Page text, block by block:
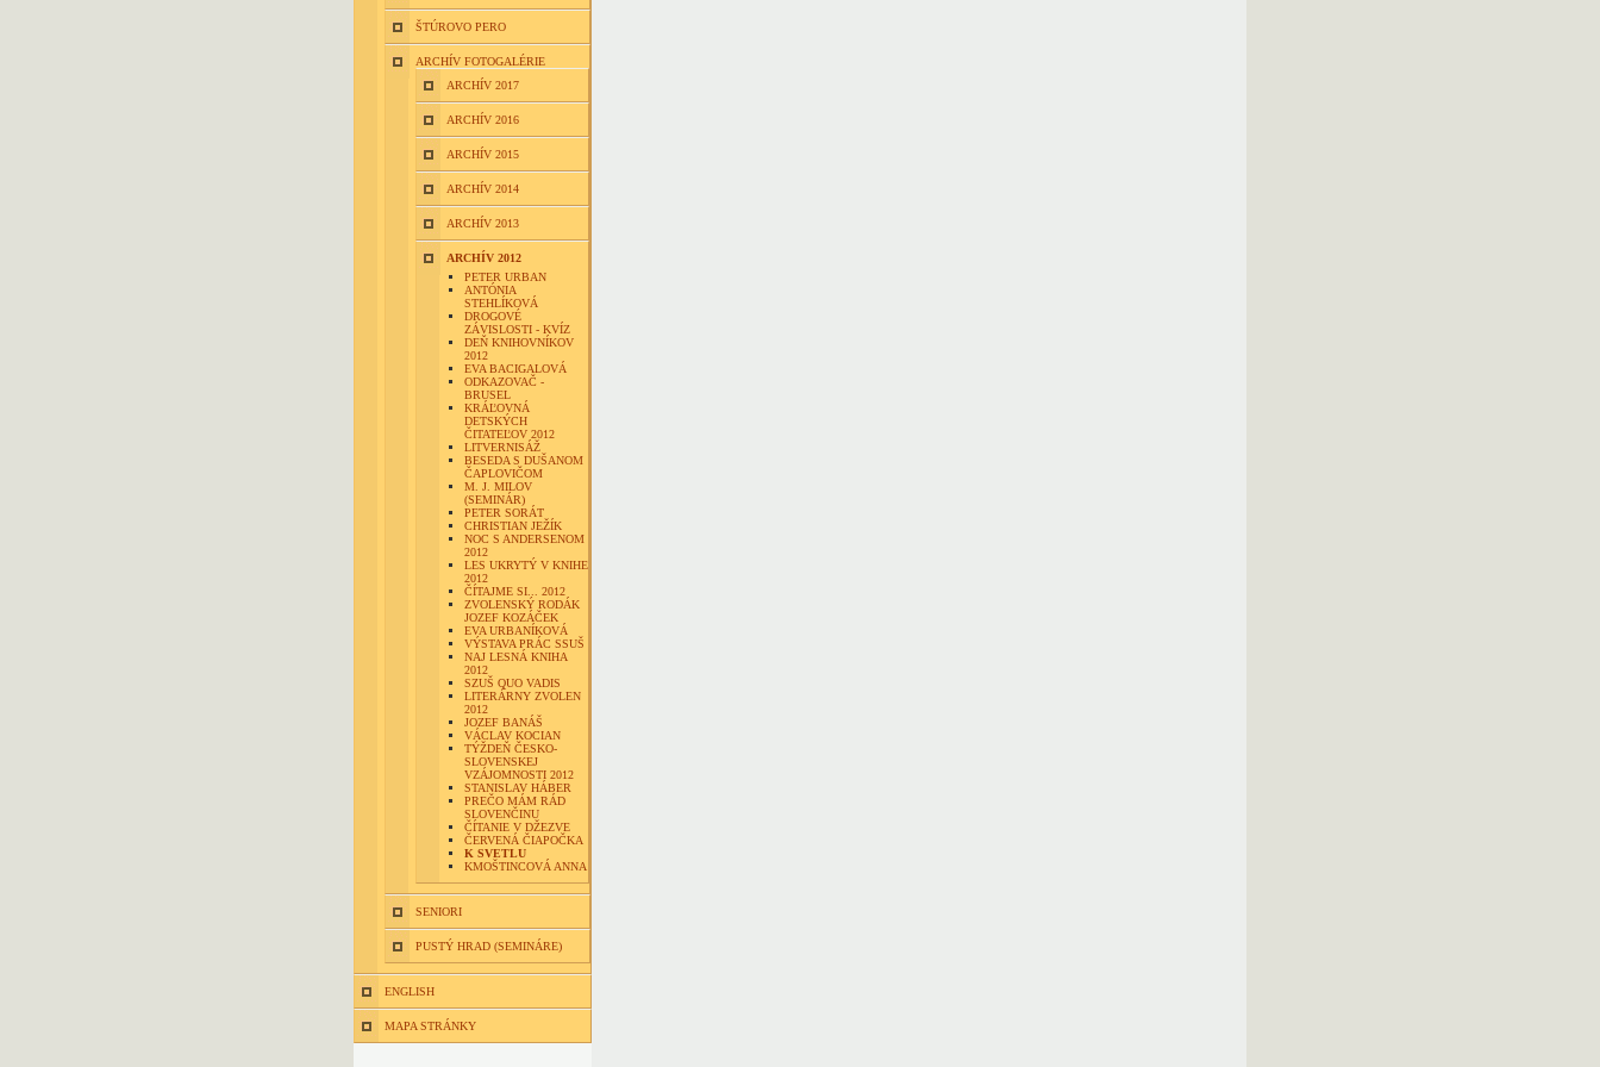
ŠTÚROVO PERO
ARCHÍV FOTOGALÉRIE
ARCHÍV 2017
ARCHÍV 2016
ARCHÍV 2015
ARCHÍV 2014
ARCHÍV 2013
ARCHÍV 2012
PETER URBAN
ANTÓNIA
STEHLÍKOVÁ
DROGOVÉ
ZÁVISLOSTI - KVÍZ
DEŇ KNIHOVNÍKOV
2012
EVA BACIGALOVÁ
ODKAZOVAČ -
BRUSEL
KRÁĽOVNÁ
DETSKÝCH
ČITATEĽOV 2012
LITVERNISÁŽ
BESEDA S DUŠANOM
ČAPLOVIČOM
M. J. MILOV
(SEMINÁR)
PETER SORÁT
CHRISTIAN JEŽÍK
NOC S ANDERSENOM
2012
LES UKRYTÝ V KNIHE
2012
ČÍTAJME SI... 2012
ZVOLENSKÝ RODÁK
JOZEF KOZÁČEK
EVA URBANÍKOVÁ
VÝSTAVA PRÁC SSUŠ
NAJ LESNÁ KNIHA
2012
SZUŠ QUO VADIS
LITERÁRNY ZVOLEN
2012
JOZEF BANÁŠ
VÁCLAV KOCIAN
TÝŽDEŇ ČESKO-
SLOVENSKEJ
VZÁJOMNOSTI 2012
STANISLAV HÁBER
PREČO MÁM RÁD
SLOVENČINU
ČÍTANIE V DŽEZVE
ČERVENÁ ČIAPOČKA
K SVETLU
KMOŠTINCOVÁ ANNA
SENIORI
PUSTÝ HRAD (SEMINÁRE)
ENGLISH
MAPA STRÁNKY